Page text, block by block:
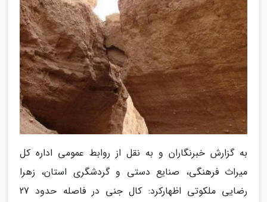
به گزارش خبرنگاران و به نقل از روابط عمومی اداره کل
میراث فرهنگی، صنایع دستی و گردشگری استان، زهرا
رضایی ملکوتی اظهارکرد: کال جنی در فاصله حدود 27